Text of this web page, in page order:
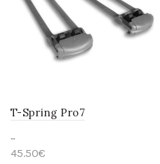
T-Spring Pro7
...
45.50€